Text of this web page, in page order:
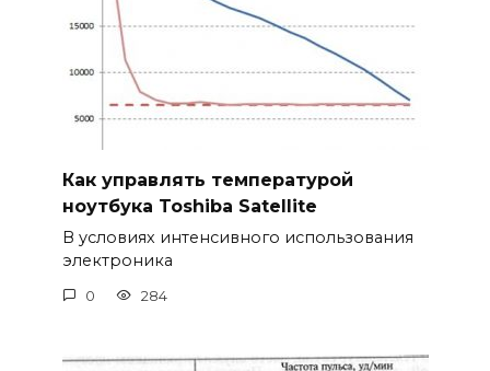
Как управлять температурой
ноутбука Toshiba Satellite
В условиях интенсивного использования
электроника
0 284